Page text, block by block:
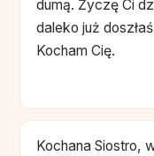
dumą. Życzę Ci
daleko już
Kocham Cię.
Kochana Siostro,